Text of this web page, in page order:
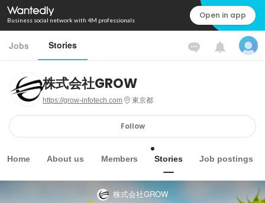
Business social network with 4M professionals Open in app
Jobs Stories
株式会社GROW
https://grow-infotech.com 東京都
Follow
Home About us Members Stories Job postings
株式会社GROW